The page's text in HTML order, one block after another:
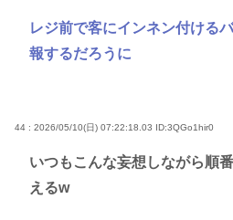
レジ前で客にインネン付ける
報するだろうに
44 : 2026/05/10(日) 07:22:18.03 ID:3QGo1hir0
いつもこんな妄想しながら順
えるw